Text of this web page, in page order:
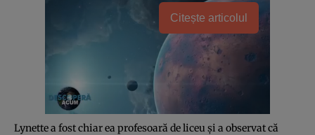
Citește articolul
Lynette a fost chiar ea profesoară de liceu şi a observat că